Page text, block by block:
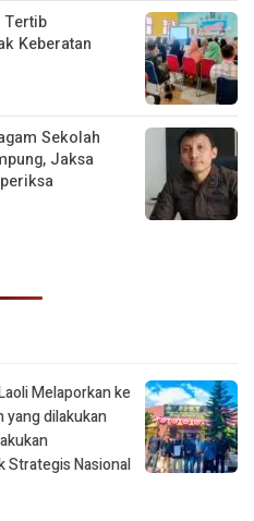
Tertib
Keberatan
Sekolah
Jaksa
Melaporkan ke
yang dilakukan
Strategis Nasional